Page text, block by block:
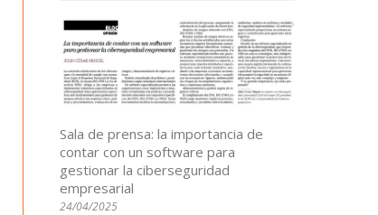
Sala de prensa: la importancia de
contar con un software para
gestionar la ciberseguridad
empresarial
24/04/2025